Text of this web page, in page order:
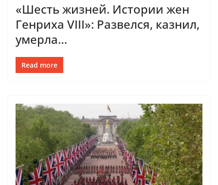
«Шесть жизней. Истории жен
Генриха VIII»: Развелся, казнил,
умерла…
Read more